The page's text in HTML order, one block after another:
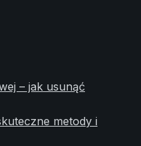
– jak usunąć
metody i